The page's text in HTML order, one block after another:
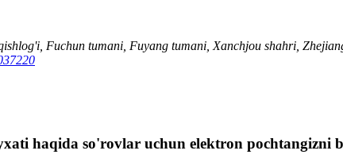
Fuchun tumani, Fuyang tumani, Xanchjou shahri,
haqida so'rovlar uchun elektron pochtangizni